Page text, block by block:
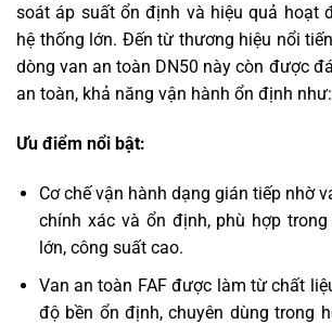
soát áp suất ổn định và hiệu quả hoạt
hệ thống lớn. Đến từ thương hiệu nổi
dòng van an toàn DN50 này còn được
an toàn, khả năng vận hành ổn định như:
Ưu điểm nổi bật:
Cơ chế vận hành dạng gián tiếp nhờ
chính xác và ổn định, phù hợp
lớn, công suất cao.
Van an toàn FAF được làm từ chất
độ bền ổn định, chuyên dùng trong